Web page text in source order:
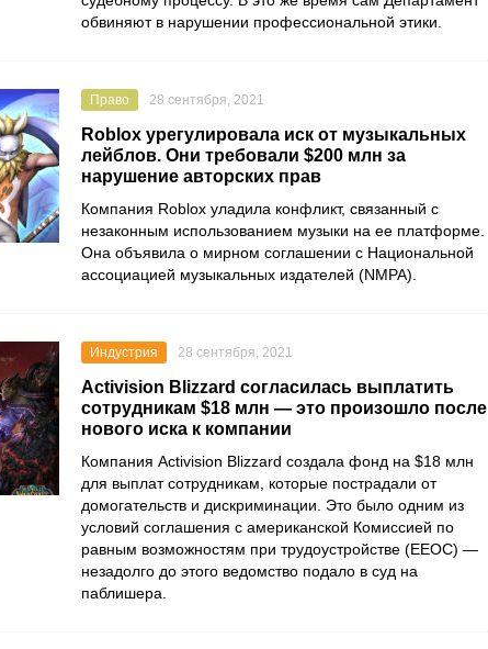
обвиняют в нарушении профессиональной этики.
Право 28 сентября, 2021
Roblox урегулировала иск от музыкальных
лейблов. Они требовали $200 млн за
нарушение авторских прав
Компания Roblox уладила конфликт, связанный с
незаконным использованием музыки на ее платформе.
Она объявила о мирном соглашении с Национальной
ассоциацией музыкальных издателей (NMPA)
Индустрия 28 сентября, 2021
Activision Blizzard согласилась выплатить
сотрудникам $18 млн — это произошло после
нового иска к компании
Компания Activision Blizzard создала фонд на $18 млн
для выплат сотрудникам, которые пострадали от
домогательств и дискриминации. Это было одним из
условий соглашения с американской Комиссией по
равным возможностям при трудоустройстве (EEOC) —
незадолго до этого ведомство подало в суд на
паблишера.